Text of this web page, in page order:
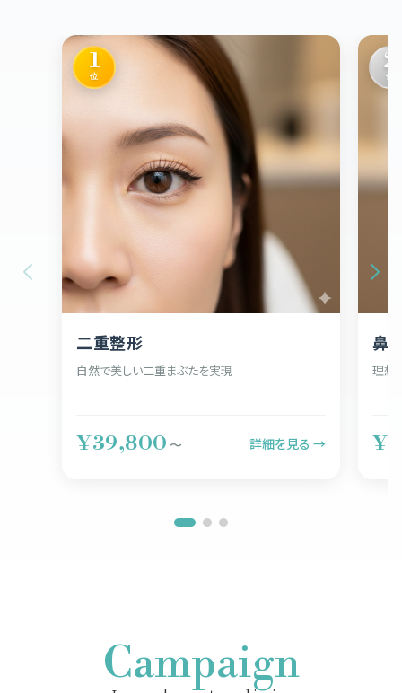
1
位
二重整形
自然で美しい二重まぶたを実現
¥39,800 〜 詳細を見る →
2
位
鼻
理想
Campaign